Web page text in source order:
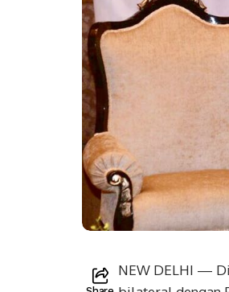
NEW DELHI —